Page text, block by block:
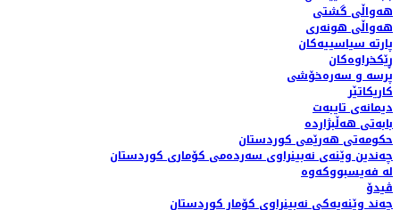
هەواڵی گشتی
هەواڵی هونەری
پارتە سیاسییەکان
ڕێکخراوەکان
پرسە و سەرەخۆشی
کاریکاتێر
دیمانەی تایبەت
بابەتی هەڵبژاردە
حکومەتی هەرێمی کوردستان
چەندین وێنەی نەبینراوی سەردەمی کۆماری کوردستان
لە فەیسبووکەوە
ڤیدۆ
چەند وێنەیەکی نەبینراوی کۆمار کوردستان